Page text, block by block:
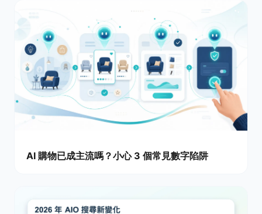
AI 購物已成主流嗎？小心 3 個常見數字陷阱